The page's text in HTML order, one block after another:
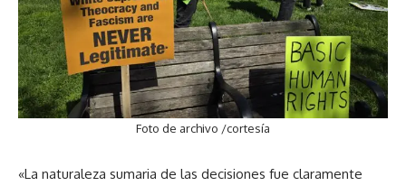
Foto de archivo /cortesía
«La naturaleza sumaria de las decisiones fue claramente